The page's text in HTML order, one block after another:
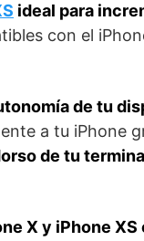
ideal para
con el
de tu
a tu iPhone
de tu
X y iPhone XS